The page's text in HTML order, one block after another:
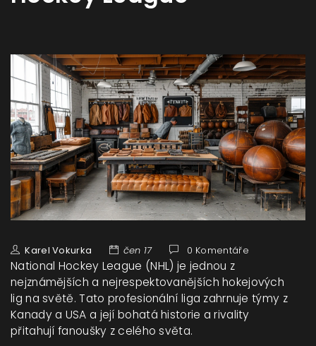
Karel Vokurka čen 17 0 Komentáře
National Hockey League (NHL) je jednou z
nejznámějších a nejrespektovanějších hokejových
lig na světě. Tato profesionální liga zahrnuje týmy z
Kanady a USA a její bohatá historie a rivality
přitahují fanoušky z celého světa.